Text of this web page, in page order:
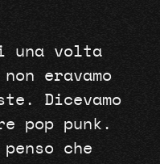
una volta
eravamo
Dicevamo
pop punk.
che